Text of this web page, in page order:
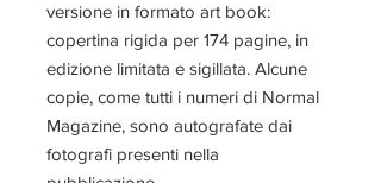
versione in formato art book:
copertina rigida per 174 pagine, in
edizione limitata e sigillata. Alcune
copie, come tutti i numeri di Normal
Magazine, sono autografate dai
fotografi presenti nella